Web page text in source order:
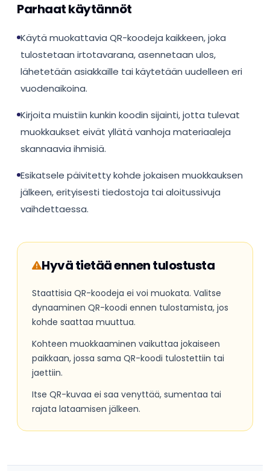
Parhaat käytännöt
Käytä muokattavia QR-koodeja kaikkeen, joka
tulostetaan irtotavarana, asennetaan ulos,
lähetetään asiakkaille tai käytetään uudelleen eri
vuodenaikoina.
Kirjoita muistiin kunkin koodin sijainti, jotta tulevat
muokkaukset eivät yllätä vanhoja materiaaleja
skannaavia ihmisiä.
Esikatsele päivitetty kohde jokaisen muokkauksen
jälkeen, erityisesti tiedostoja tai aloitussivuja
vaihdettaessa.
Hyvä tietää ennen tulostusta
Staattisia QR-koodeja ei voi muokata. Valitse
dynaaminen QR-koodi ennen tulostamista, jos
kohde saattaa muuttua.
Kohteen muokkaaminen vaikuttaa jokaiseen
paikkaan, jossa sama QR-koodi tulostettiin tai
jaettiin.
Itse QR-kuvaa ei saa venyttää, sumentaa tai
rajata lataamisen jälkeen.